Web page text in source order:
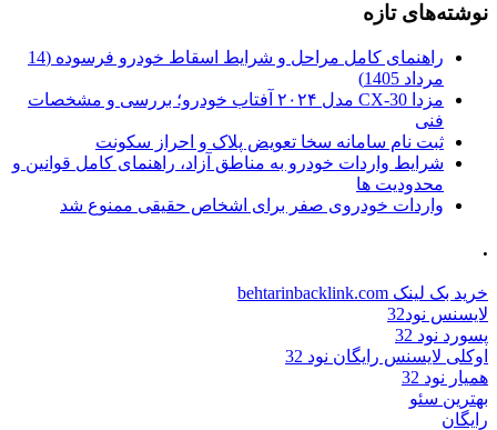
نوشته‌های تازه
راهنمای کامل مراحل و شرایط اسقاط خودرو فرسوده (14
مرداد 1405)
مزدا CX-30 مدل ۲۰۲۴ آفتاب خودرو؛ بررسی و مشخصات
فنی
ثبت نام سامانه سخا تعویض پلاک و احراز سکونت
شرایط واردات خودرو به مناطق آزاد، راهنمای کامل قوانین و
محدودیت ها
واردات خودروی صفر برای اشخاص حقیقی ممنوع شد
.
خرید بک لینک behtarinbacklink.com
لایسنس نود32
پسورد نود 32
اوکلی لایسنس رایگان نود 32
همیار نود 32
بهترین سئو
رایگان